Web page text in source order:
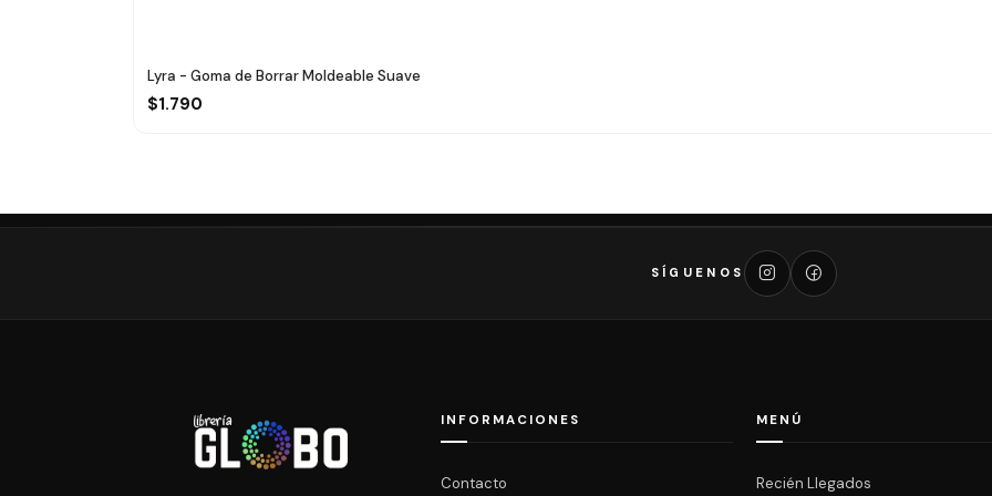
Lyra - Goma de Borrar Moldeable Suave
$1.790
SÍGUENOS
INFORMACIONES
Contacto
MENÚ
Recién Llegados